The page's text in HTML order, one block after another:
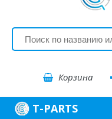
Корзина
T-PARTS